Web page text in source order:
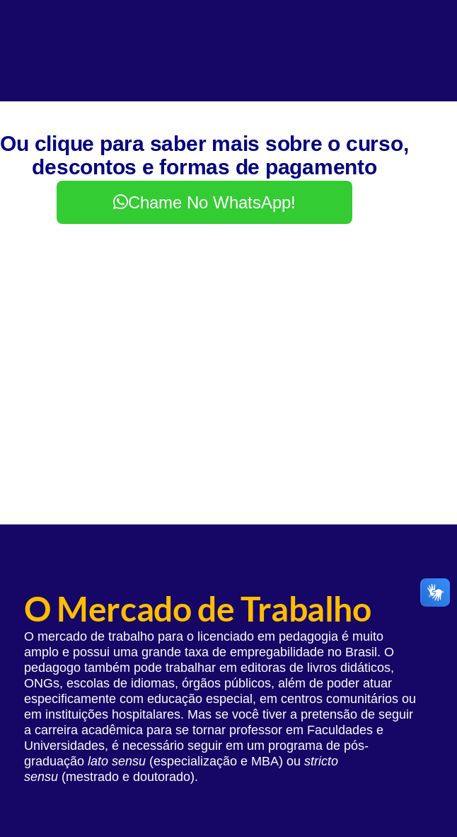
Ou clique para saber mais sobre o curso,
descontos e formas de pagamento
Chame No WhatsApp!
O Mercado de Trabalho
O mercado de trabalho para o licenciado em pedagogia é muito
amplo e possui uma grande taxa de empregabilidade no Brasil. O
pedagogo também pode trabalhar em editoras de livros didáticos,
ONGs, escolas de idiomas, órgãos públicos, além de poder atuar
especificamente com educação especial, em centros comunitários ou
em instituições hospitalares. Mas se você tiver a pretensão de seguir
a carreira acadêmica para se tornar professor em Faculdades e
Universidades, é necessário seguir em um programa de pós-
graduação lato sensu (especialização e MBA) ou stricto
sensu (mestrado e doutorado).